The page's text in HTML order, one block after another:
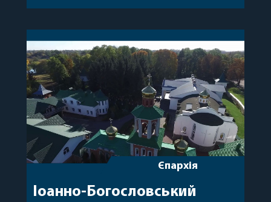
архімандрит Аркадій (Сенчуківський). Архієрей
ознайомився з ходом робіт із будівництва храму
пророка Іллі […]
Єпархія
Іоанно-Богословський